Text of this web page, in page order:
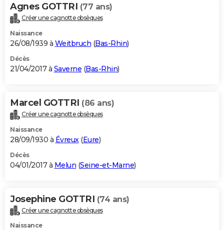
Agnes GOTTRI (77 ans)
Créer une cagnotte obsèques
Naissance
26/08/1939 à Weitbruch (Bas-Rhin)
Décès
21/04/2017 à Saverne (Bas-Rhin)
Marcel GOTTRI (86 ans)
Créer une cagnotte obsèques
Naissance
28/09/1930 à Évreux (Eure)
Décès
04/01/2017 à Melun (Seine-et-Marne)
Josephine GOTTRI (74 ans)
Créer une cagnotte obsèques
Naissance